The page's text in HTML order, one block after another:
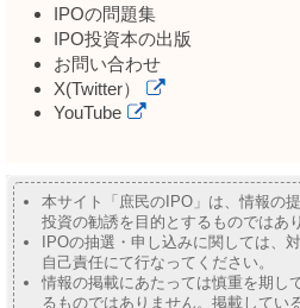
IPOの問題集
IPO投資本の出版
お問い合わせ
X(Twitter）
YouTube
本サイト「庶民のIPO」は、情報の
投資の勧誘を目的とするものではあ
IPOの抽選・申し込みに関しては、
自己責任にて行なってください。
情報の掲載にあたっては慎重を期し
るものではありません。掲載してい